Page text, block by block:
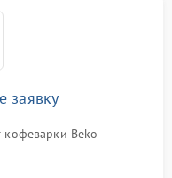
заявку
кофеварки Beko